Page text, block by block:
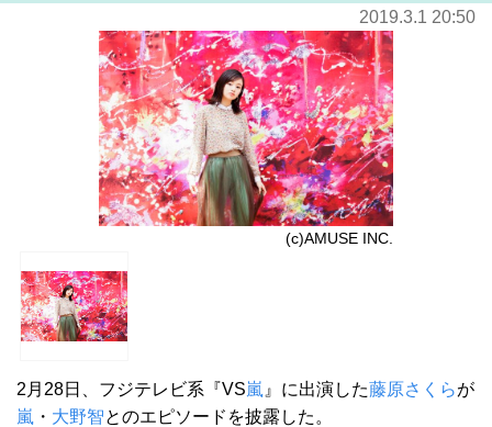
2019.3.1 20:50
(c)AMUSE INC.
2月28日、フジテレビ系『VS嵐 』に出演した藤原さくらが
嵐 ・ 大野智とのエピソードを披露した。